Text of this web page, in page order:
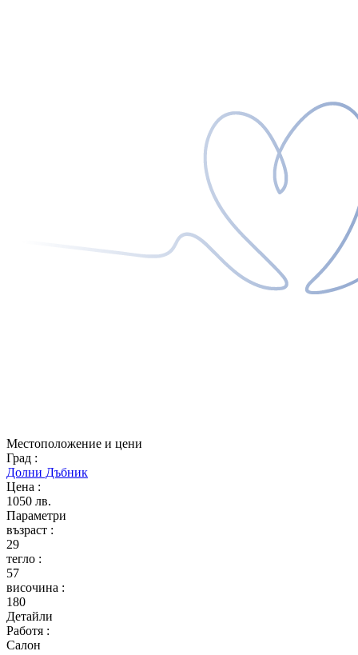
Местоположение и цени
Град :
Долни Дъбник
Цена :
1050 лв.
Параметри
възраст :
29
тегло :
57
височина :
180
Детайли
Работя :
Салон